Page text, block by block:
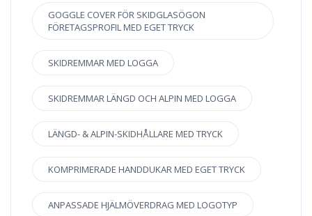
GOGGLE COVER FÖR SKIDGLASÖGON
FÖRETAGSPROFIL MED EGET TRYCK
SKIDREMMAR MED LOGGA
SKIDREMMAR LÄNGD OCH ALPIN MED LOGGA
LÄNGD- & ALPIN-SKIDHÅLLARE MED TRYCK
KOMPRIMERADE HANDDUKAR MED EGET TRYCK
ANPASSADE HJÄLMÖVERDRAG MED LOGOTYP